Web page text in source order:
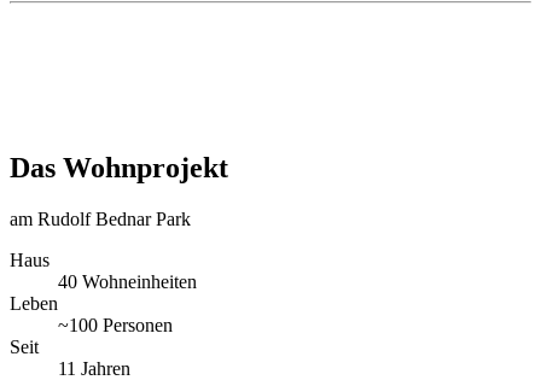
Das Wohnprojekt
am Rudolf Bednar Park
Haus
40 Wohneinheiten
Leben
~100 Personen
Seit
11 Jahren